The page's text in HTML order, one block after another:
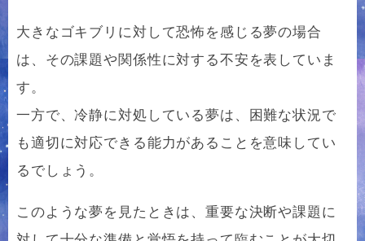
大きなゴキブリに対して恐怖を感じる夢の場合
は、その課題や関係性に対する不安を表していま
す。
一方で、冷静に対処している夢は、困難な状況で
も適切に対応できる能力があることを意味してい
るでしょう。
このような夢を見たときは、重要な決断や課題に